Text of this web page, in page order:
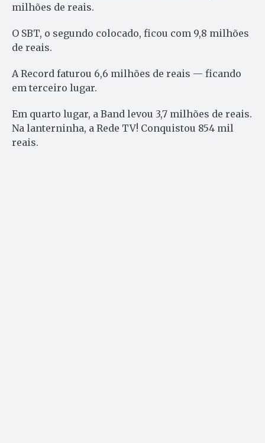
milhões de reais.
O SBT, o segundo colocado, ficou com 9,8 milhões
de reais.
A Record faturou 6,6 milhões de reais — ficando
em terceiro lugar.
Em quarto lugar, a Band levou 3,7 milhões de reais.
Na lanterninha, a Rede TV! Conquistou 854 mil
reais.